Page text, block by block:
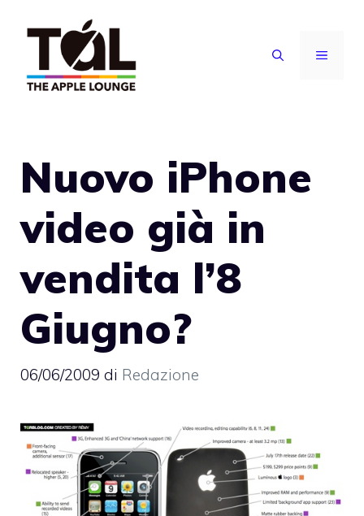
contenuto
MENU
Nuovo iPhone
video già in
vendita l’8
Giugno?
06/06/2009 di Redazione